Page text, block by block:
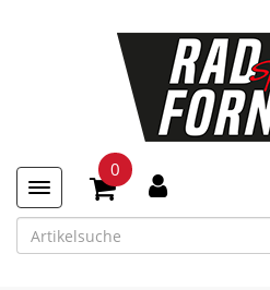
Toggle navigation
0